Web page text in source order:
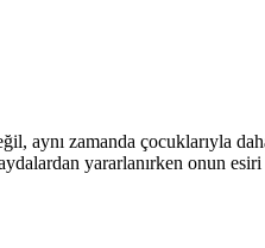
aynı zamanda çocuklarıyla
yararlanırken onun